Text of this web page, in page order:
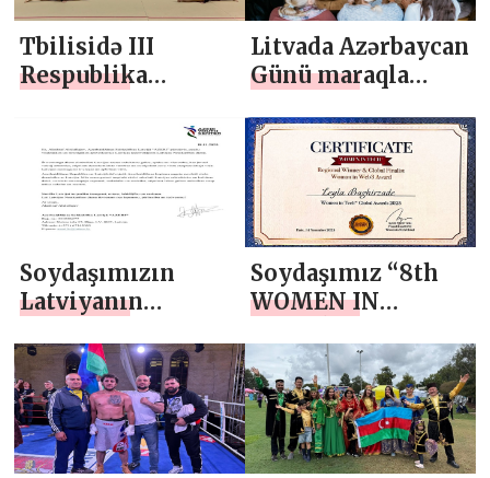
Tbilisidə III
Respublika
Festivalı keçirilib
Litvada Azərbaycan
Günü maraqla
Soydaşımızın
Latviyanın
münasibətilə
təbriki
Soydaşımız “8th
WOMEN IN
Awards” üzrə
Regional Qalib
elan olunub